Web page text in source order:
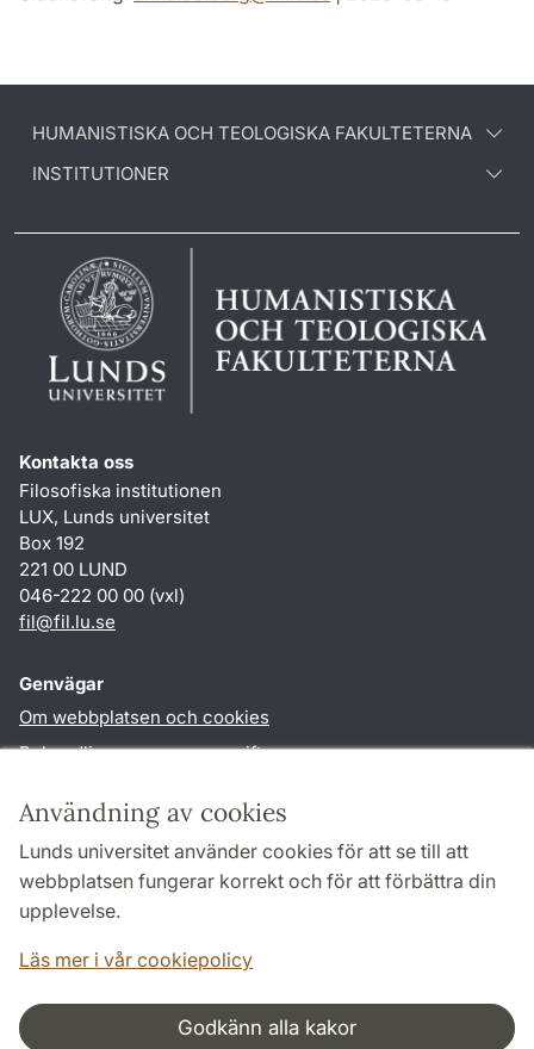
Användning av cookies
Lunds universitet använder cookies för att se till att
webbplatsen fungerar korrekt och för att förbättra din
upplevelse.
Läs mer i vår cookiepolicy
Godkänn alla kakor
HUMANISTISKA OCH TEOLOGISKA FAKULTETERNA
INSTITUTIONER
Kontakta oss
Filosofiska institutionen
LUX, Lunds universitet
Box 192
221 00 LUND
046-222 00 00 (vxl)
fil@fil.lu.se
Genvägar
Om webbplatsen och cookies
Behandling av personuppgifter
TYPO3-login
Följ oss i sociala medier